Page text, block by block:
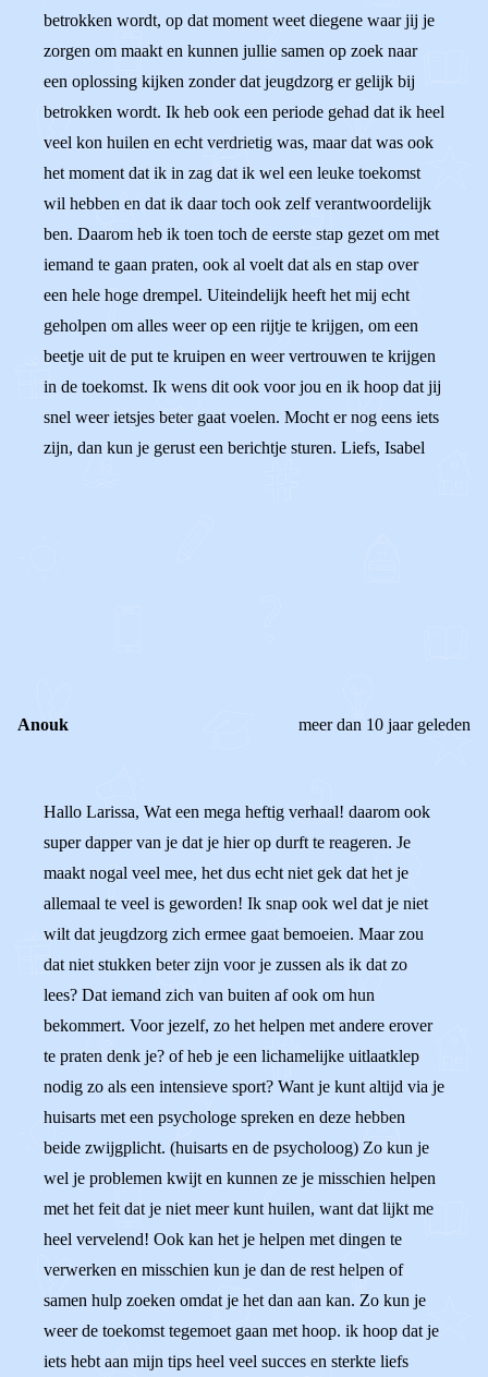
betrokken wordt, op dat moment weet diegene waar jij je
zorgen om maakt en kunnen jullie samen op zoek naar
een oplossing kijken zonder dat jeugdzorg er gelijk bij
betrokken wordt. Ik heb ook een periode gehad dat ik heel
veel kon huilen en echt verdrietig was, maar dat was ook
het moment dat ik in zag dat ik wel een leuke toekomst
wil hebben en dat ik daar toch ook zelf verantwoordelijk
ben. Daarom heb ik toen toch de eerste stap gezet om met
iemand te gaan praten, ook al voelt dat als en stap over
een hele hoge drempel. Uiteindelijk heeft het mij echt
geholpen om alles weer op een rijtje te krijgen, om een
beetje uit de put te kruipen en weer vertrouwen te krijgen
in de toekomst. Ik wens dit ook voor jou en ik hoop dat jij
snel weer ietsjes beter gaat voelen. Mocht er nog eens iets
zijn, dan kun je gerust een berichtje sturen. Liefs, Isabel
Anouk meer dan 10 jaar geleden
Hallo Larissa, Wat een mega heftig verhaal! daarom ook
super dapper van je dat je hier op durft te reageren. Je
maakt nogal veel mee, het dus echt niet gek dat het je
allemaal te veel is geworden! Ik snap ook wel dat je niet
wilt dat jeugdzorg zich ermee gaat bemoeien. Maar zou
dat niet stukken beter zijn voor je zussen als ik dat zo
lees? Dat iemand zich van buiten af ook om hun
bekommert. Voor jezelf, zo het helpen met andere erover
te praten denk je? of heb je een lichamelijke uitlaatklep
nodig zo als een intensieve sport? Want je kunt altijd via je
huisarts met een psychologe spreken en deze hebben
beide zwijgplicht. (huisarts en de psycholoog) Zo kun je
wel je problemen kwijt en kunnen ze je misschien helpen
met het feit dat je niet meer kunt huilen, want dat lijkt me
heel vervelend! Ook kan het je helpen met dingen te
verwerken en misschien kun je dan de rest helpen of
samen hulp zoeken omdat je het dan aan kan. Zo kun je
weer de toekomst tegemoet gaan met hoop. ik hoop dat je
iets hebt aan mijn tips heel veel succes en sterkte liefs